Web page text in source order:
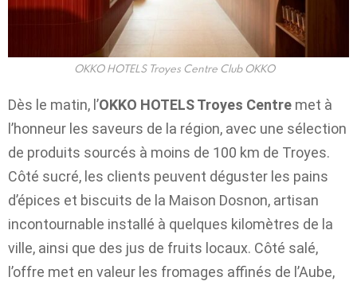
OKKO HOTELS Troyes Centre Club OKKO
Dès le matin, l’OKKO HOTELS Troyes Centre met à
l’honneur les saveurs de la région, avec une sélection
de produits sourcés à moins de 100 km de Troyes.
Côté sucré, les clients peuvent déguster les pains
d’épices et biscuits de la Maison Dosnon, artisan
incontournable installé à quelques kilomètres de la
ville, ainsi que des jus de fruits locaux. Côté salé,
l’offre met en valeur les fromages affinés de l’Aube,